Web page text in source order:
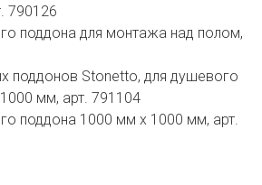
790126
поддона для монтажа над полом,
поддонов Stonetto, для душевого
мм, арт. 791104
поддона 1000 мм х 1000 мм, арт.